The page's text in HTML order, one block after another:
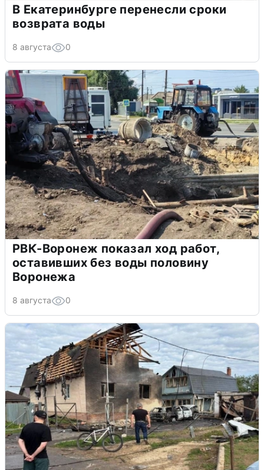
В Екатеринбурге перенесли сроки
возврата воды
8 августа 0
РВК-Воронеж показал ход работ,
оставивших без воды половину
Воронежа
8 августа 0